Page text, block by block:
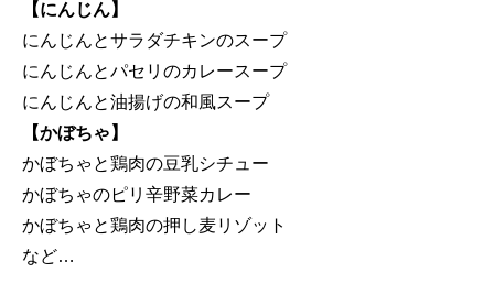
【にんじん】
にんじんとサラダチキンのスープ
にんじんとパセリのカレースープ
にんじんと油揚げの和風スープ
【かぼちゃ】
かぼちゃと鶏肉の豆乳シチュー
かぼちゃのピリ辛野菜カレー
かぼちゃと鶏肉の押し麦リゾット
など…